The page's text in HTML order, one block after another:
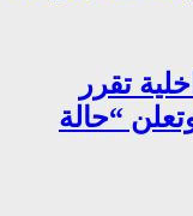
الداخلية تقرر
“حالة